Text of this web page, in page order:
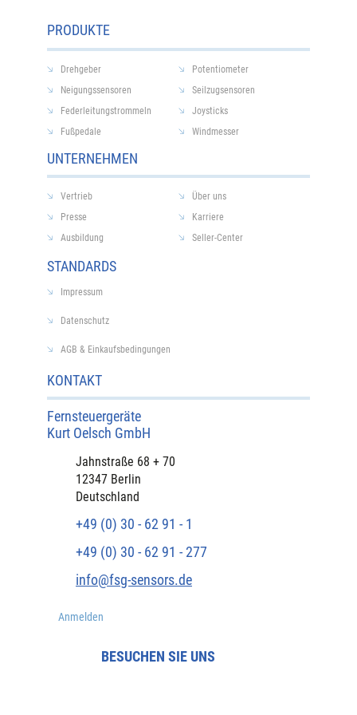
PRODUKTE
UNTERNEHMEN
KONTAKT
Drehgeber
Potentiometer
Neigungssensoren
Seilzugsensoren
Federleitungstrommeln
Joysticks
Fußpedale
Windmesser
Fernsteuergeräte
Kurt Oelsch GmbH​
​Jahnstraße 68 + 70
12347 Berlin
Deutschland
+49 (0) 30 - 62 91 - 1
+49 (0) 30 - 62 91 - 277
info@fsg-sensors.de
Anmelden
BESUCHEN SIE UNS
Vertrieb
Über uns
Presse
Karriere
Ausbildung
Seller-Center
STANDARDS
Impressum
Datenschutz
AGB & Einkaufsbedingungen